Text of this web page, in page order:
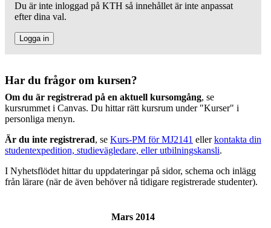
Du är inte inloggad på KTH så innehållet är inte anpassat
efter dina val.
Logga in
Har du frågor om kursen?
Om du är registrerad på en aktuell kursomgång, se
kursrummet i Canvas. Du hittar rätt kursrum under "Kurser" i
personliga menyn.
Är du inte registrerad, se Kurs-PM för MJ2141 ellerkontakta din
studentexpedition, studievägledare, eller utbilningskansli.
I Nyhetsflödet hittar du uppdateringar på sidor, schema och inlägg
från lärare (när de även behöver nå tidigare registrerade studenter).
Mars 2014